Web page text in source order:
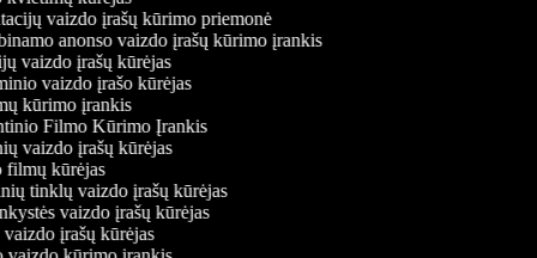
vaizdo įrašų kūrimo priemonė
anonso vaizdo įrašų kūrimo įrankis
vaizdo įrašų kūrėjas
vaizdo įrašo kūrėjas
kūrimo įrankis
Filmo Kūrimo Įrankis
vaizdo įrašų kūrėjas
filmų kūrėjas
tinklų vaizdo įrašų kūrėjas
vaizdo įrašų kūrėjas
vaizdo įrašų kūrėjas